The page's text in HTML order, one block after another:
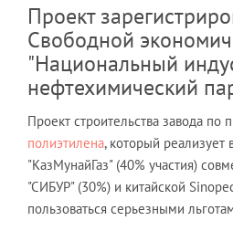
Проект
Свободной
"Национальный
нефтехимический
Проект строительства завода по
полиэтилена, который реализует
"КазМунайГаз" (40% участия)
"СИБУР" (30%) и китайской
пользоваться серьезными